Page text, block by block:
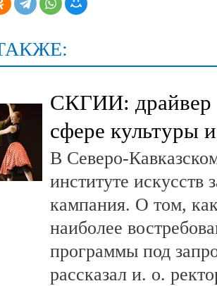
СКГИИ: драйвер
сфере культуры
В Северо-
институте искусств
кампания. О том,
наиболее
программы под
рассказал и. о.